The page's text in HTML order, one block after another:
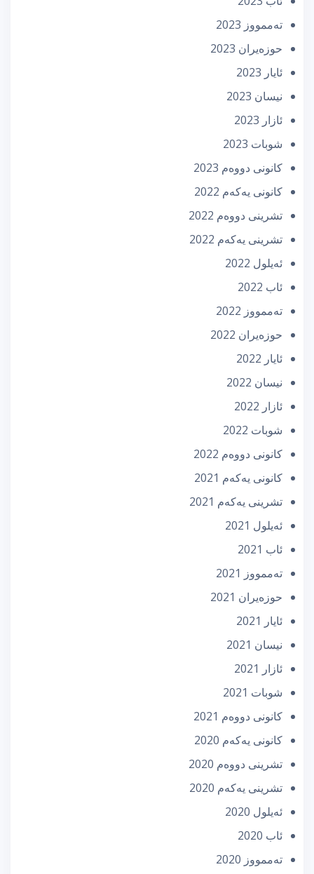
تەممووز 2023
حوزه‌یران 2023
ئایار 2023
نیسان 2023
ئازار 2023
شوبات 2023
كانونی دووه‌م 2023
كانونی یه‌كه‌م 2022
تشرینی دووه‌م 2022
تشرینی یه‌كه‌م 2022
ئه‌یلول 2022
ئاب 2022
تەممووز 2022
حوزه‌یران 2022
ئایار 2022
نیسان 2022
ئازار 2022
شوبات 2022
كانونی دووه‌م 2022
كانونی یه‌كه‌م 2021
تشرینی یه‌كه‌م 2021
ئه‌یلول 2021
ئاب 2021
تەممووز 2021
حوزه‌یران 2021
ئایار 2021
نیسان 2021
ئازار 2021
شوبات 2021
كانونی دووه‌م 2021
كانونی یه‌كه‌م 2020
تشرینی دووه‌م 2020
تشرینی یه‌كه‌م 2020
ئه‌یلول 2020
ئاب 2020
تەممووز 2020